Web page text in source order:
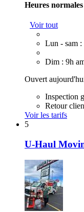
Heures normales
Voir tout
Lun - sam :
Dim : 9h
Ouvert
Inspection
Retour
Voir les tarifs
5
U-Haul